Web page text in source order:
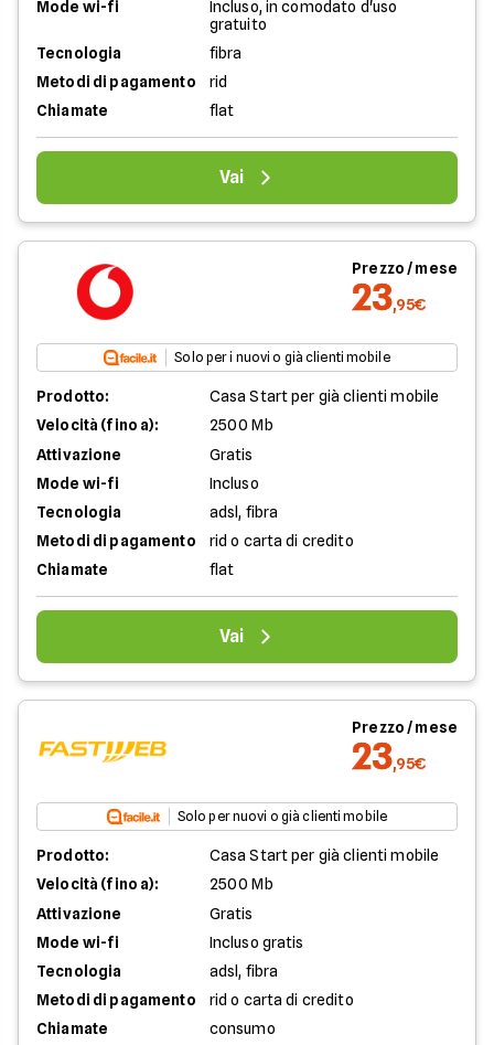
Mode wi-fi
Incluso, in comodato d'uso
gratuito
Tecnologia
fibra
Metodi di pagamento
rid
Chiamate
flat
Vai
Prezzo / mese
23,95€
Solo per i nuovi o già clienti mobile
Prodotto:
Casa Start per già clienti mobile
Velocità (fino a):
2500 Mb
Attivazione
Gratis
Mode wi-fi
Incluso
Tecnologia
adsl, fibra
Metodi di pagamento
rid o carta di credito
Chiamate
flat
Vai
Prezzo / mese
23,95€
Solo per nuovi o già clienti mobile
Prodotto:
Casa Start per già clienti mobile
Velocità (fino a):
2500 Mb
Attivazione
Gratis
Mode wi-fi
Incluso gratis
Tecnologia
adsl, fibra
Metodi di pagamento
rid o carta di credito
Chiamate
consumo